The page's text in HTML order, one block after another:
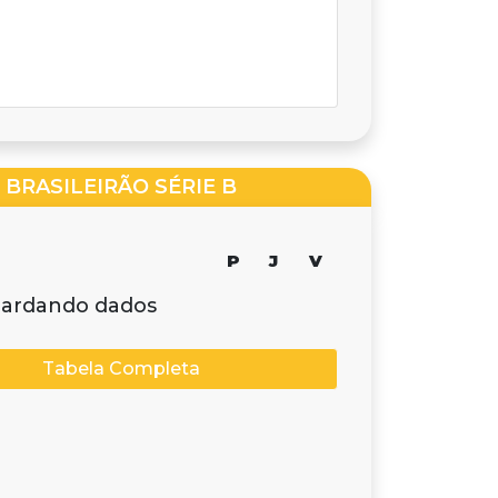
BRASILEIRÃO SÉRIE B
P J V
dados
Tabela Completa